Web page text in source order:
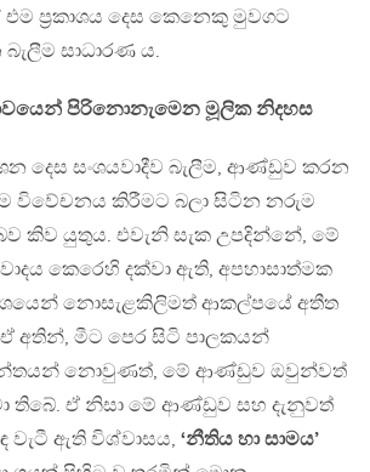
ප‍්‍රකාශය දෙස කෙනෙකු මුවගට
සාධාරණ ය.
පිරිනොනැමෙන මූලික නිදහස
දෙස සංශයවාදීව බැලීම, ආණ්ඩුව කරන
විවේචනය කිරීමට බලා සිටින නරුම
කිව යුතුය. එවැනි සැක උපදින්නේ, මේ
කෙරෙහි දක්වා ඇති, අපහාසාත්මක
නොසැළකිලිමත් ආකල්පයේ අතීත
ඒ අතින්, මීට පෙර සිටි පාලකයන්
නොවුණත්, මේ ආණ්ඩුව ඔවුන්වත්
තිබේ. ඒ නිසා මේ ආණ්ඩුව සහ දැනුවත්
වැටී ඇති විශ්වාසය, ‘නීතිය හා සාමය’